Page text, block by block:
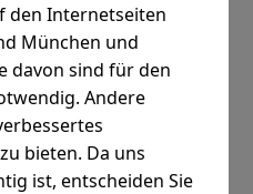
den Internetseiten
München und
davon sind für den
Andere
bieten. Da uns
ist, entscheiden Sie
2024